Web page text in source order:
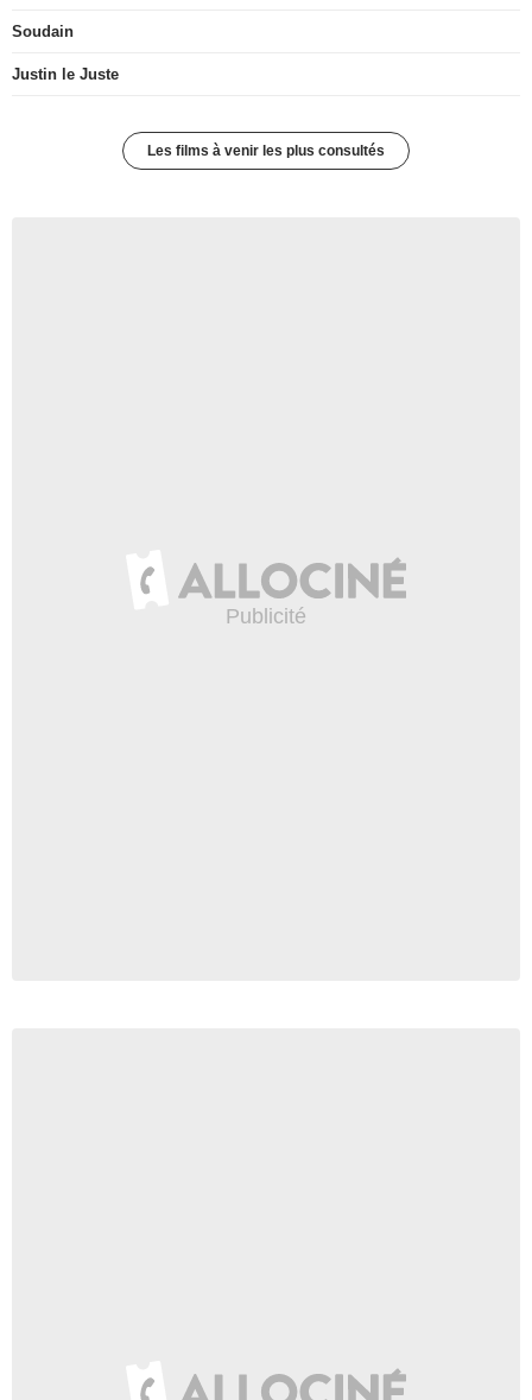
Soudain
Justin le Juste
Les films à venir les plus consultés